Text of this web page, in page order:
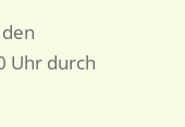
Uhr durch